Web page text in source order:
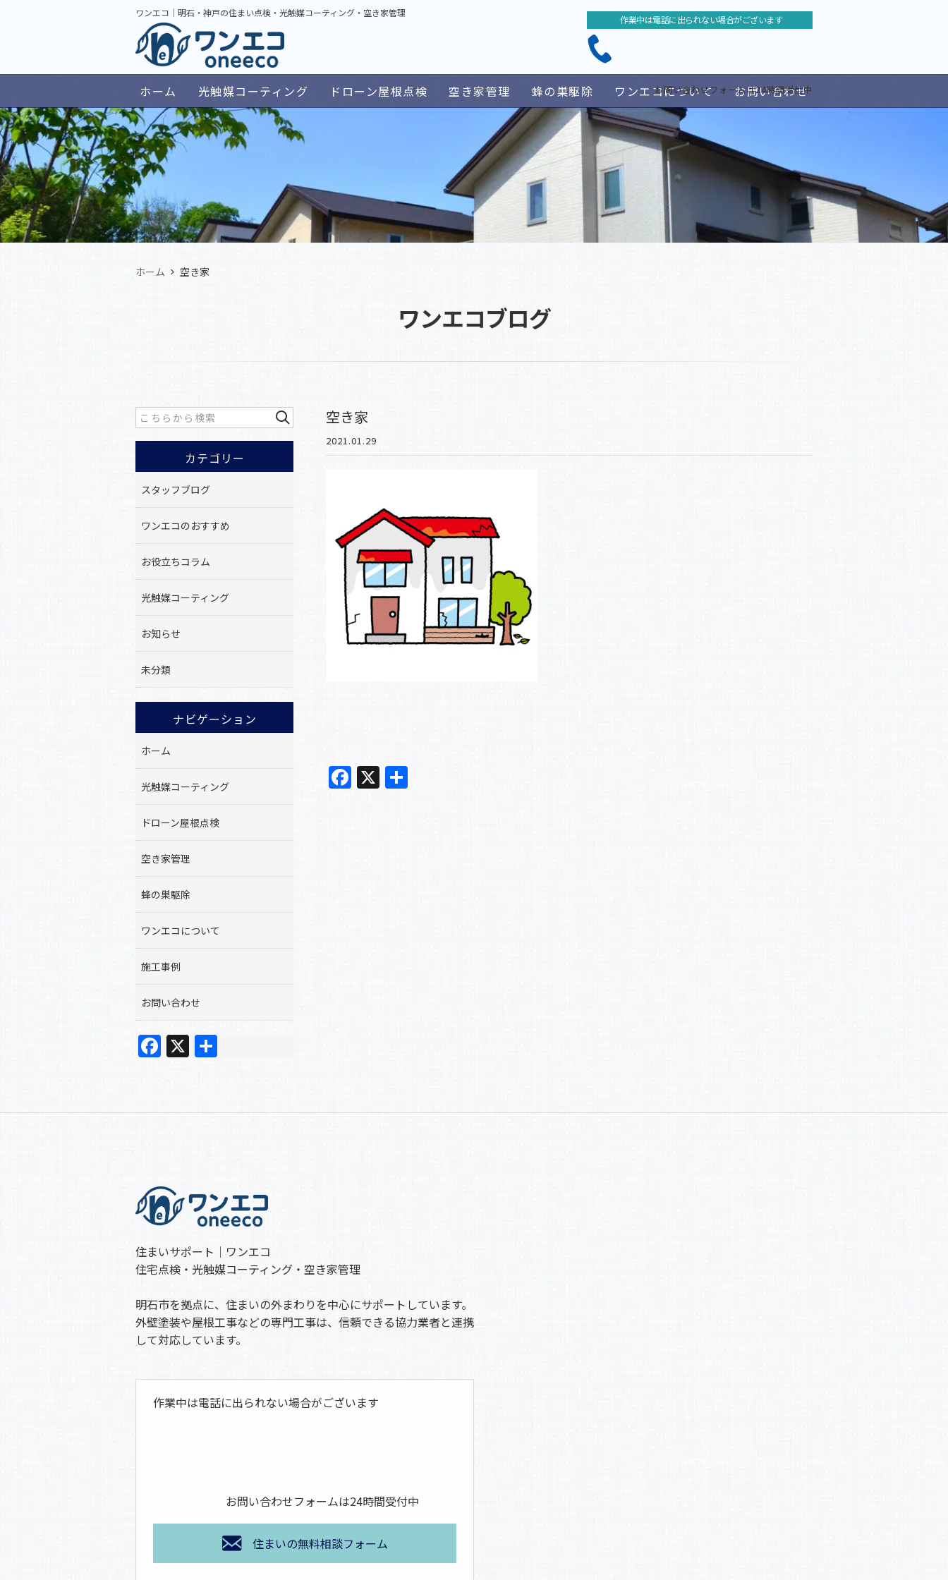
ワンエコ｜明石・神戸の住まい点検・光触媒コーティング・空き家管理
作業中は電話に出られない場合がございます
お問い合わせフォームは24時間受付中
ホーム 光触媒コーティング ドローン屋根点検 空き家管理 蜂の巣駆除 ワンエコについて お問い合わせ
ホーム 空き家
ワンエコブログ
空き家
2021.01.29
F X
カテゴリー
スタッフブログ
ワンエコのおすすめ
お役立ちコラム
光触媒コーティング
お知らせ
未分類
ナビゲーション
ホーム
光触媒コーティング
ドローン屋根点検
空き家管理
蜂の巣駆除
ワンエコについて
施工事例
お問い合わせ
F
e
o
k
X
住まいサポート｜ワンエコ
住宅点検・光触媒コーティング・空き家管理
明石市を拠点に、住まいの外まわりを中心にサポートしています。
外壁塗装や屋根工事などの専門工事は、信頼できる協力業者と連携
して対応しています。
作業中は電話に出られない場合がございます
お問い合わせフォームは24時間受付中
住まいの無料相談フォーム